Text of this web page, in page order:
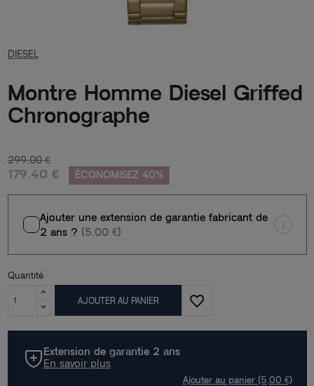
DIESEL
Montre Homme Diesel Griffed
Chronographe
299,00 €
179,40 € ÉCONOMISEZ 40%
Ajouter une extension de garantie fabricant de
2 ans ? (5,00 €)
Quantité
AJOUTER AU PANIER favorite_border
Extension de garantie 2 ans
En savoir plus
Ajouter au panier (5,00 €)